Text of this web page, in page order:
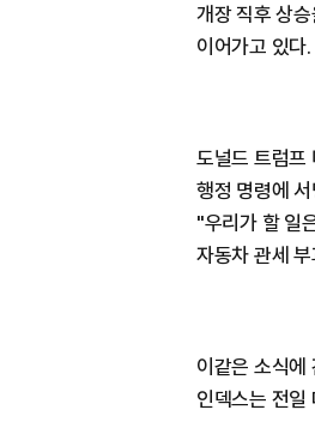
개장 직후 상
이어가고 있다.
도널드 트럼프
행정 명령에
"우리가 할 일
자동차 관세
이같은 소식에
인덱스는 전